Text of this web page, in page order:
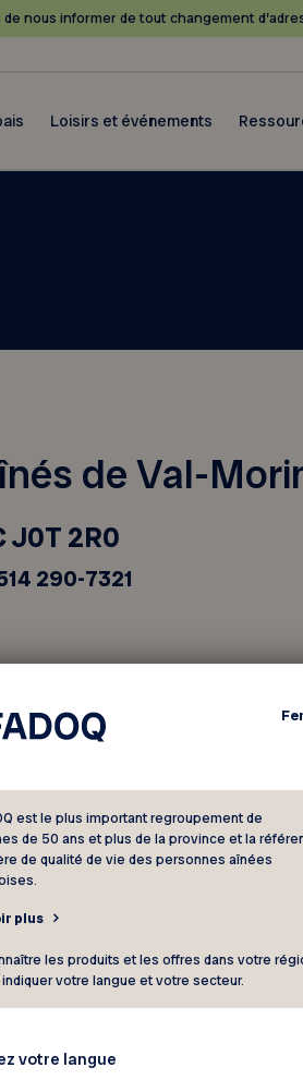
nous informer de tout changement
Loisirs et événements
de Val-
J0T 2R0
290-7321
| Automne
est le plus important regroupement de
de 50 ans et plus de la province et la
de qualité de vie des personnes aînées
plus
les produits et les offres dans votre
votre langue et votre secteur.
votre langue